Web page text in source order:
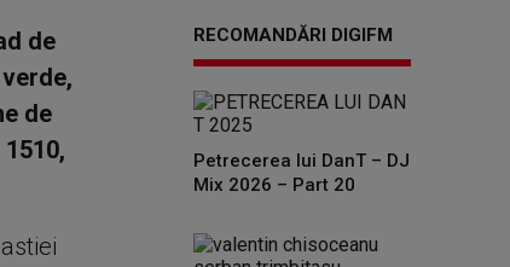
de
de
RECOMANDĂRI DIGIFM
Petrecerea lui DanT – DJ
Mix 2026 – Part 20